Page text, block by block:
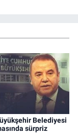
Belediyesi
sürpriz